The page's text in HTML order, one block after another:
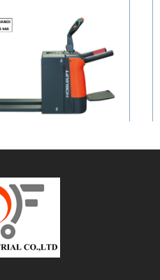
Liên hệ
Xem chi tiết